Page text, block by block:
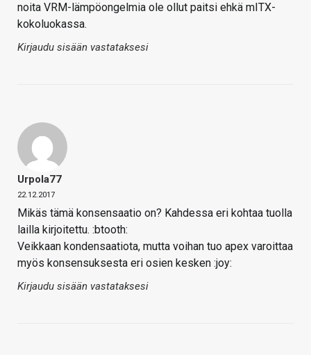
noita VRM-lämpöongelmia ole ollut paitsi ehkä mITX-
kokoluokassa.
Kirjaudu sisään vastataksesi
Urpola77
22.12.2017
Mikäs tämä konsensaatio on? Kahdessa eri kohtaa tuolla
lailla kirjoitettu. :btooth:
Veikkaan kondensaatiota, mutta voihan tuo apex varoittaa
myös konsensuksesta eri osien kesken :joy:
Kirjaudu sisään vastataksesi